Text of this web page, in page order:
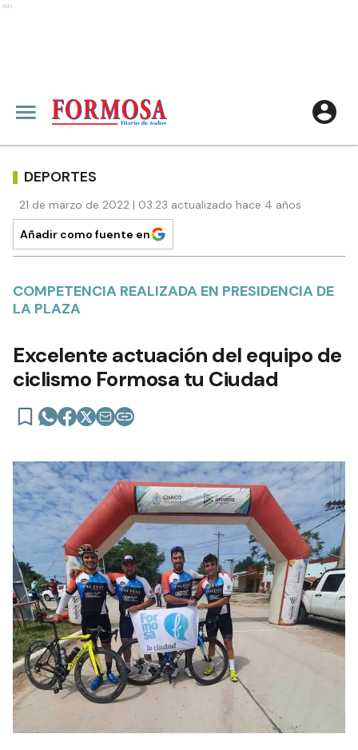
Ads
DEPORTES
21 de marzo de 2022 | 03:23 actualizado hace 4 años
Añadir como fuente en
COMPETENCIA REALIZADA EN PRESIDENCIA DE
LA PLAZA
Excelente actuación del equipo de
ciclismo Formosa tu Ciudad